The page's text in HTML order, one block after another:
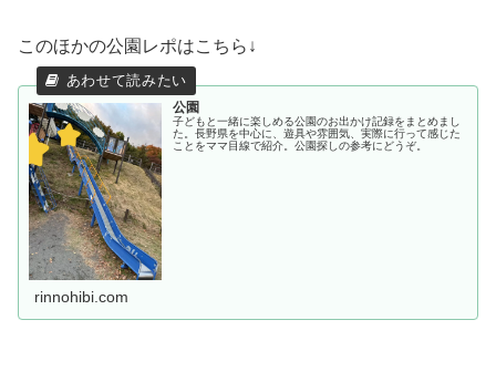
このほかの公園レポはこちら↓
公園
子どもと一緒に楽しめる公園のお出かけ記録をまとめまし
た。長野県を中心に、遊具や雰囲気、実際に行って感じた
ことをママ目線で紹介。公園探しの参考にどうぞ。
rinnohibi.com